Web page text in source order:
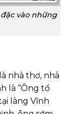
vào những
nhà thơ, nhà
là “Ông tổ
làng Vĩnh